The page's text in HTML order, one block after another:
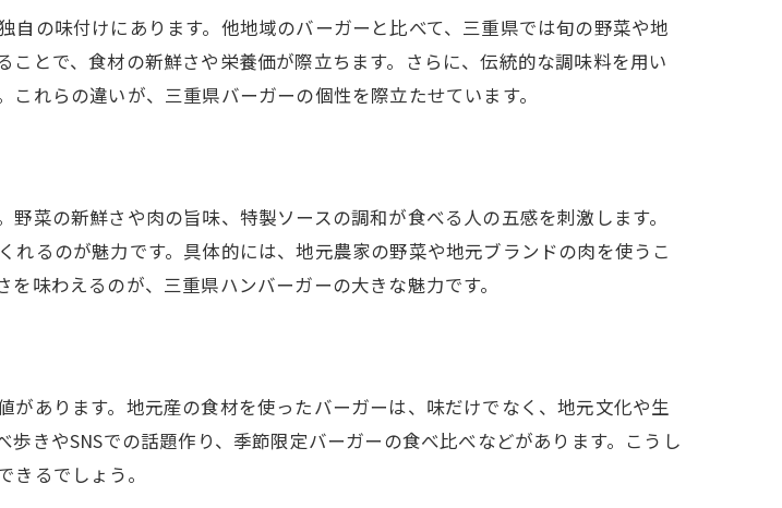
三重県ハンバーガー
で楽しむ新鮮な味覚体験
で感じる三重県の素材力
の味わい深さを徹底分析
ーガーの鮮度を体感
のハンバーガーの新鮮さ
が光るハンバーガーの特徴
たハンバーガーの楽しみ方
ーで味わうオリジナルソース
三重県の伝統調味料とは
の味付けにあります。他地域のバーガーと比べて、三重県では旬の野菜や地
とで、食材の新鮮さや栄養価が際立ちます。さらに、伝統的な調味料を用い
れらの違いが、三重県バーガーの個性を際立たせています。
菜の新鮮さや肉の旨味、特製ソースの調和が食べる人の五感を刺激します。
るのが魅力です。具体的には、地元農家の野菜や地元ブランドの肉を使うこ
味わえるのが、三重県ハンバーガーの大きな魅力です。
あります。地元産の食材を使ったバーガーは、味だけでなく、地元文化や生
きやSNSでの話題作り、季節限定バーガーの食べ比べなどがあります。こうし
るでしょう。